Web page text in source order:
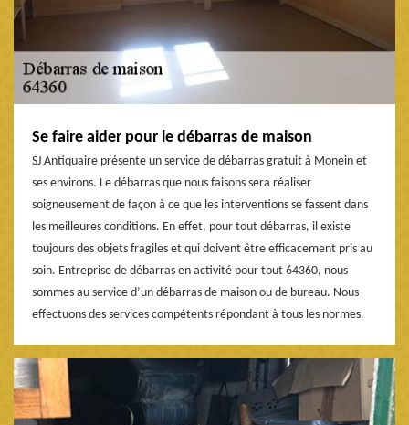
Se faire aider pour le débarras de maison
SJ Antiquaire présente un service de débarras gratuit à Monein et
ses environs. Le débarras que nous faisons sera réaliser
soigneusement de façon à ce que les interventions se fassent dans
les meilleures conditions. En effet, pour tout débarras, il existe
toujours des objets fragiles et qui doivent être efficacement pris au
soin. Entreprise de débarras en activité pour tout 64360, nous
sommes au service d’un débarras de maison ou de bureau. Nous
effectuons des services compétents répondant à tous les normes.